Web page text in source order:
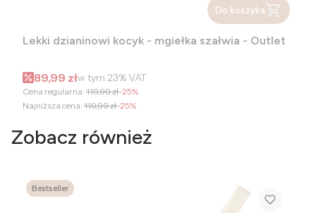
Do koszyka
Lekki dzianinowi kocyk - mgiełka szałwia - Outlet
Cena promocyjna brutto
89,99 złw tym 23%VAT
Cena regularna: 119,99 zł-25%
Najniższa cena: 119,99 zł-25%
Zobacz również
Bestseller